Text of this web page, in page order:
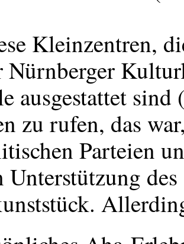
Kleinzentren,
Nürnberger
ausgestattet
zu rufen, das
Parteien
Unterstützung